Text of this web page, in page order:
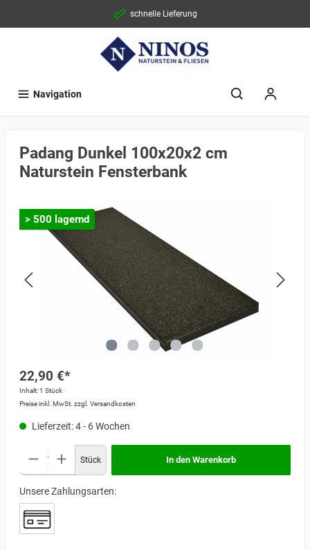
schnelle Lieferung
Navigation
Padang Dunkel 100x20x2 cm
Naturstein Fensterbank
> 500 lagernd
22,90 €*
Inhalt:1 Stück
Preise inkl. MwSt. zzgl. Versandkosten
Lieferzeit: 4 - 6 Wochen
Stück In den Warenkorb
Unsere Zahlungsarten: